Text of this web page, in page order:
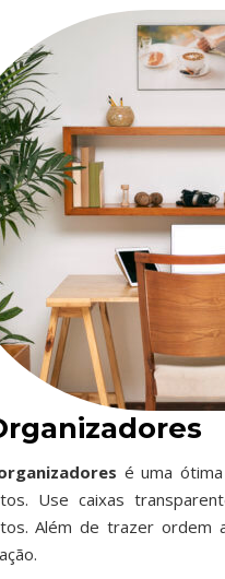
é uma
Use caixas
Além de trazer